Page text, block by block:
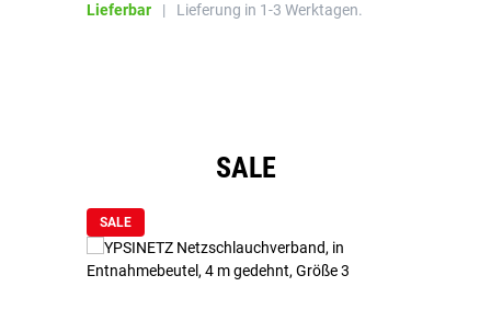
Lieferbar | Lieferung in 1-3 Werktagen.
SALE
SALE